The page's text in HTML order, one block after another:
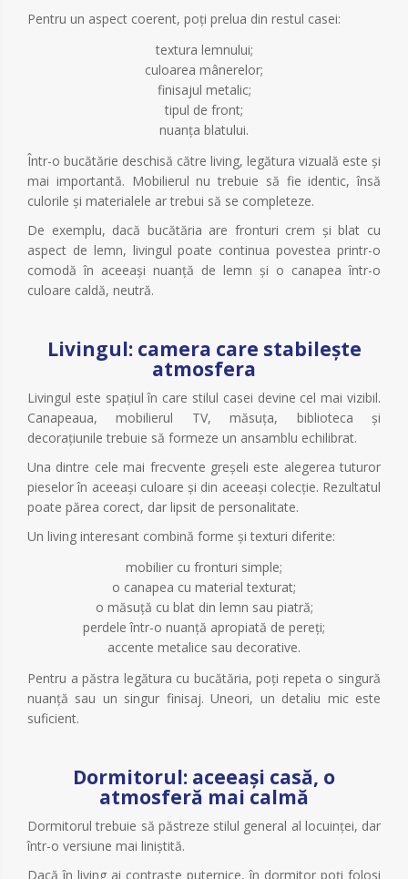
Pentru un aspect coerent, poți prelua din restul casei:
textura lemnului;
culoarea mânerelor;
finisajul metalic;
tipul de front;
nuanța blatului.
Într-o bucătărie deschisă către living, legătura vizuală este și
mai importantă. Mobilierul nu trebuie să fie identic, însă
culorile și materialele ar trebui să se completeze.
De exemplu, dacă bucătăria are fronturi crem și blat cu
aspect de lemn, livingul poate continua povestea printr-o
comodă în aceeași nuanță de lemn și o canapea într-o
culoare caldă, neutră.
Livingul: camera care stabilește
atmosfera
Livingul este spațiul în care stilul casei devine cel mai vizibil.
Canapeaua, mobilierul TV, măsuța, biblioteca și
decorațiunile trebuie să formeze un ansamblu echilibrat.
Una dintre cele mai frecvente greșeli este alegerea tuturor
pieselor în aceeași culoare și din aceeași colecție. Rezultatul
poate părea corect, dar lipsit de personalitate.
Un living interesant combină forme și texturi diferite:
mobilier cu fronturi simple;
o canapea cu material texturat;
o măsuță cu blat din lemn sau piatră;
perdele într-o nuanță apropiată de pereți;
accente metalice sau decorative.
Pentru a păstra legătura cu bucătăria, poți repeta o singură
nuanță sau un singur finisaj. Uneori, un detaliu mic este
suficient.
Dormitorul: aceeași casă, o
atmosferă mai calmă
Dormitorul trebuie să păstreze stilul general al locuinței, dar
într-o versiune mai liniștită.
Dacă în living ai contraste puternice, în dormitor poți folosi